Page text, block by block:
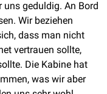
uns geduldig. An Bord
Wir beziehen
dass man nicht
vertrauen sollte,
Die Kabine hat
was wir aber